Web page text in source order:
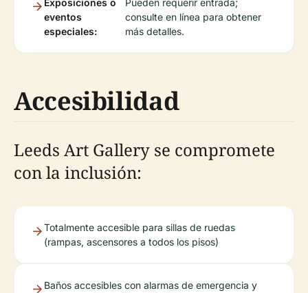
Exposiciones o
eventos
especiales:
Pueden requerir entrada;
consulte en línea para obtener
más detalles.
Accesibilidad
Leeds Art Gallery se compromete
con la inclusión:
Totalmente accesible para sillas de ruedas
(rampas, ascensores a todos los pisos)
Baños accesibles con alarmas de emergencia y